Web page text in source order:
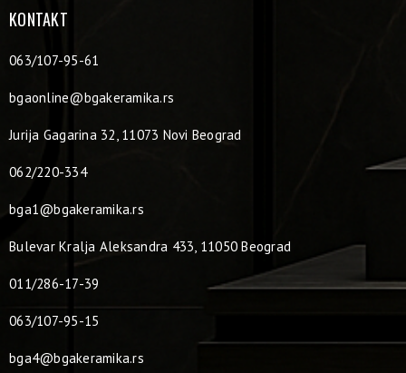
KONTAKT
063/107-95-61
bgaonline@bgakeramika.rs
Jurija Gagarina 32, 11073 Novi Beograd
062/220-334
bga1@bgakeramika.rs
Bulevar Kralja Aleksandra 433, 11050 Beograd
011/286-17-39
063/107-95-15
bga4@bgakeramika.rs